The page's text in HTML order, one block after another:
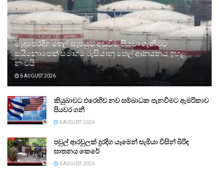
මැදපෙරදිග තෙල් සැපයුම අඩුවීම පියවා ගැනීමට
සයිනොපෙක් සමාගම රුසියානු තෙල් ආනයනය ඉහළ
නංවයි
6 AUGUST 2026
කියුබාවට එරෙහිව නව සම්බාධක පැනවීමට ඇමරිකාව
පියවර ගනී
6 AUGUST 2026
පවුල් ආරවුලක් දුරදිග යෑමෙන් සැමියා විසින් බිරිඳ
ඝාතනය කෙරේ
6 AUGUST 2026